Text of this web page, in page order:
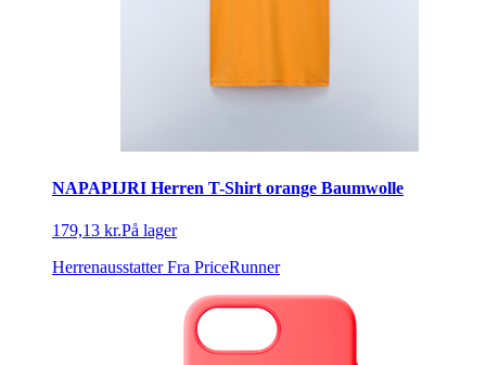
NAPAPIJRI Herren T-Shirt orange Baumwolle
179,13 kr.På lager
Herrenausstatter Fra PriceRunner